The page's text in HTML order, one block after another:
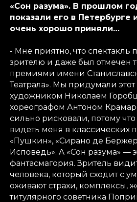
«Сон разума». В прошлом
показали его в Петербурге
очень хорошо приняли…
- Мне приятно, что спектакль
зрителю и даже был отмечен
премиями имени
Театрала». Мы придумали этот
художником Николаем
хореографом Антоном
сильно рисковали, потому
видеть меня в классических
«Пушкин», «Сирано де
Исповедь». А «Сон разума» —
фантасмагория. Зритель
человека, который сходит с
оживают страхи, комплексы,
титулярного советника